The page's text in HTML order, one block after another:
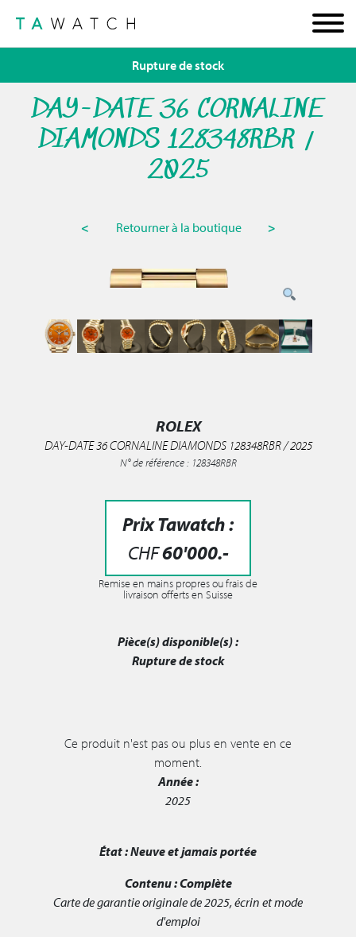
DAY-DATE 36 CORNALINE
DIAMONDS 128348RBR /
2025
< Retourner à la boutique >
ROLEX
DAY-DATE 36 CORNALINE DIAMONDS 128348RBR / 2025
N° de référence : 128348RBR
Prix Tawatch :
CHF60'000.-
Remise en mains propres ou frais de
livraison offerts en Suisse
Pièce(s) disponible(s) :
Rupture de stock
Rupture de stock
Ce produit n'est pas ou plus en vente en ce
moment.
Année :
2025
État :Neuve et jamais portée
Contenu :Complète
Carte de garantie originale de 2025, écrin et mode
d'emploi